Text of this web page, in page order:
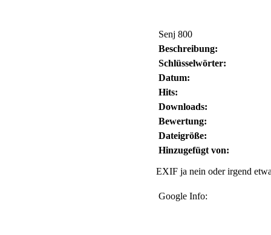
Senj 800
Beschreibung:
Schlüsselwörter:
Datum:
Hits:
Downloads:
Bewertung:
Dateigröße:
Hinzugefügt von:
EXIF ja nein oder irgend
Google Info: